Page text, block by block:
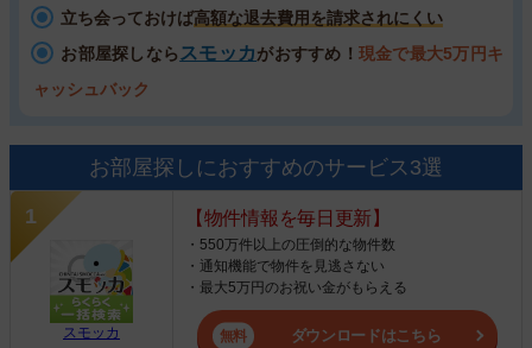
立ち会っておけば高額な退去費用を請求されにくい
お部屋探しなら スモッカがおすすめ！ 現金で最大5万円キ
ャッシュバック
お部屋探しにおすすめのサービス3選
スモッカ
【物件情報を毎日更新】
・550万件以上の圧倒的な物件数
・通知機能で物件を見逃さない
・最大5万円のお祝い金がもらえる
ダウンロードはこちら